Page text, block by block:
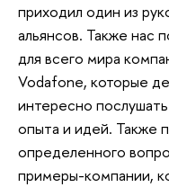
приходил один из
альянсов. Также нас
для всего мира
Vodafone, которые
интересно
опыта и идей. Также
определенного
примеры-компании,